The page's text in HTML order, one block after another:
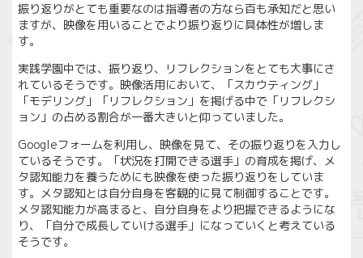
振り返りがとても重要なのは指導者の方なら百も承知だと思い
ますが、映像を用いることでより振り返りに具体性が増しま
す。
実践学園中では、振り返り、リフレクションをとても大事にさ
れているそうです。映像活用において、「スカウティング」
「モデリング」「リフレクション」を掲げる中で「リフレクシ
ョン」の占める割合が一番大きいと仰っていました。
Googleフォームを利用し、映像を見て、その振り返りを入力し
ているそうです。「状況を打開できる選手」の育成を掲げ、メ
タ認知能力を養うためにも映像を使った振り返りをしていま
す。メタ認知とは自分自身を客観的に見て制御することです。
メタ認知能力が高まると、自分自身をより把握できるようにな
り、「自分で成長していける選手」になっていくと考えている
そうです。